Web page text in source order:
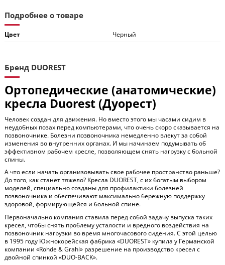
Подробнее о товаре
Цвет Черный
Бренд DUOREST
Ортопедические (анатомические)
кресла Duorest (Дуорест)
Человек создан для движения. Но вместо этого мы часами сидим в
неудобных позах перед компьютерами, что очень скоро сказывается на
позвоночнике. Болезни позвоночника немедленно влекут за собой
изменения во внутренних органах. И мы начинаем подумывать об
эффективном рабочем кресле, позволяющем снять нагрузку с больной
спины.
А что если начать организовывать свое рабочее пространство раньше?
До того, как станет тяжело? Кресла DUOREST, с их богатым выбором
моделей, специально созданы для профилактики болезней
позвоночника и обеспечивают максимально бережную поддержку
здоровой, формирующейся и больной спине.
Первоначально компания ставила перед собой задачу выпуска таких
кресел, чтобы снять проблему усталости и вредного воздействия на
позвоночник нагрузки во время многочасового сидения. С этой целью
в 1995 году Южнокорейская фабрика «DUOREST» купила у Германской
компании «Rohde & Grahl» разрешение на производство кресел с
двойной спинкой «DUO-BACK».